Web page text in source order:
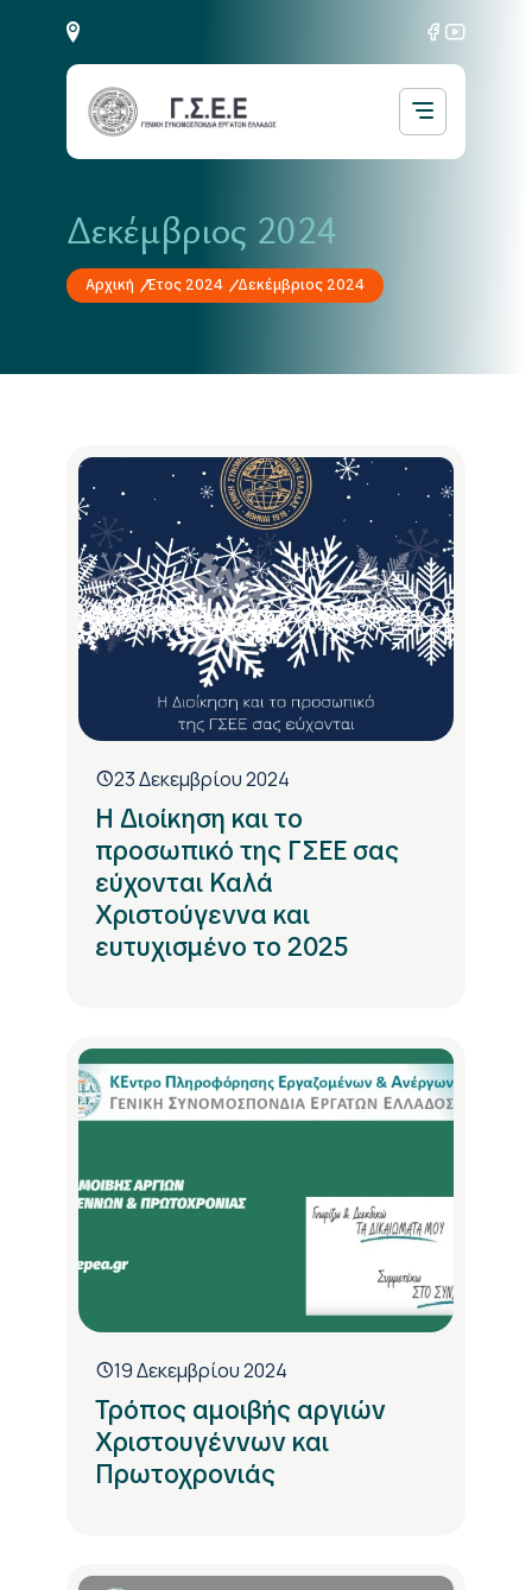
Δεκέμβριος 2024
Αρχική Έτος 2024 Δεκέμβριος 2024
23 Δεκεμβρίου 2024
Η Διοίκηση και το
προσωπικό της ΓΣΕΕ σας
εύχονται Καλά
Χριστούγεννα και
ευτυχισμένο το 2025
19 Δεκεμβρίου 2024
Τρόπος αμοιβής αργιών
Χριστουγέννων και
Πρωτοχρονιάς